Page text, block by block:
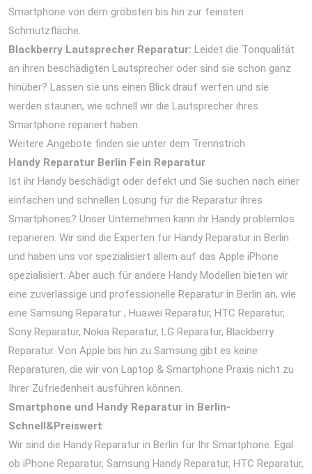
Smartphone von dem gröbsten bis hin zur feinsten
Schmutzfläche.
Blackberry Lautsprecher Reparatur: Leidet die Tonqualität
an ihren beschädigten Lautsprecher oder sind sie schon ganz
hinüber? Lassen sie uns einen Blick drauf werfen und sie
werden staunen, wie schnell wir die Lautsprecher ihres
Smartphone repariert haben.
Weitere Angebote finden sie unter dem Trennstrich
Handy Reparatur Berlin Fein Reparatur
Ist ihr Handy beschädigt oder defekt und Sie suchen nach einer
einfachen und schnellen Lösung für die Reparatur ihres
Smartphones? Unser Unternehmen kann ihr Handy problemlos
reparieren. Wir sind die Experten für Handy Reparatur in Berlin
und haben uns vor spezialisiert allem auf das Apple iPhone
spezialisiert. Aber auch für andere Handy Modellen bieten wir
eine zuverlässige und professionelle Reparatur in Berlin an, wie
eine Samsung Reparatur , Huawei Reparatur, HTC Reparatur,
Sony Reparatur, Nokia Reparatur, LG Reparatur, Blackberry
Reparatur. Von Apple bis hin zu Samsung gibt es keine
Reparaturen, die wir von Laptop & Smartphone Praxis nicht zu
Ihrer Zufriedenheit ausführen können.
Smartphone und Handy Reparatur in Berlin-
Schnell&Preiswert
Wir sind die Handy Reparatur in Berlin für Ihr Smartphone. Egal
ob iPhone Reparatur, Samsung Handy Reparatur, HTC Reparatur,